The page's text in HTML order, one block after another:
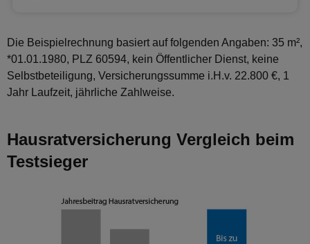
Die Beispielrechnung basiert auf folgenden Angaben: 35 m²,
*01.01.1980, PLZ 60594, kein Öffentlicher Dienst, keine
Selbstbeteiligung, Versicherungssumme i.H.v. 22.800 €, 1
Jahr Laufzeit, jährliche Zahlweise.
Hausratversicherung Vergleich beim
Testsieger